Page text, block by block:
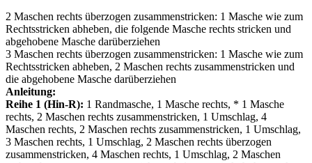
2 Maschen rechts überzogen zusammenstricken: 1 Masche wie zum
Rechtsstricken abheben, die folgende Masche rechts stricken und
abgehobene Masche darüberziehen
3 Maschen rechts überzogen zusammenstricken: 1 Masche wie zum
Rechtsstricken abheben, 2 Maschen rechts zusammenstricken und
die abgehobene Masche darüberziehen
Anleitung:
Reihe 1 (Hin-R): 1 Randmasche, 1 Masche rechts, * 1 Masche
rechts, 2 Maschen rechts zusammenstricken, 1 Umschlag, 4
Maschen rechts, 2 Maschen rechts zusammenstricken, 1 Umschlag,
3 Maschen rechts, 1 Umschlag, 2 Maschen rechts überzogen
zusammenstricken, 4 Maschen rechts, 1 Umschlag, 2 Maschen